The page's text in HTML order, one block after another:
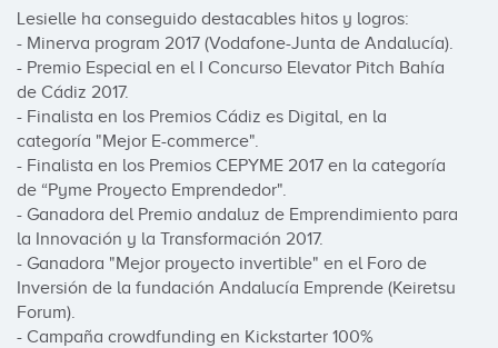
Lesielle ha conseguido destacables hitos y logros:
- Minerva program 2017 (Vodafone-Junta de Andalucía).
- Premio Especial en el I Concurso Elevator Pitch Bahía
de Cádiz 2017.
- Finalista en los Premios Cádiz es Digital, en la
categoría "Mejor E-commerce".
- Finalista en los Premios CEPYME 2017 en la categoría
de “Pyme Proyecto Emprendedor".
- Ganadora del Premio andaluz de Emprendimiento para
la Innovación y la Transformación 2017.
- Ganadora "Mejor proyecto invertible" en el Foro de
Inversión de la fundación Andalucía Emprende (Keiretsu
Forum).
- Campaña crowdfunding en Kickstarter 100%